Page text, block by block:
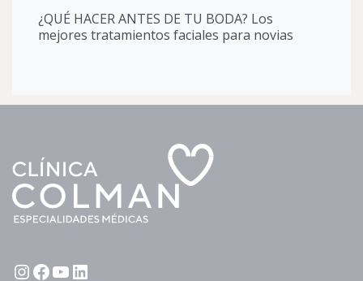
¿QUÉ HACER ANTES DE TU BODA? Los
mejores tratamientos faciales para novias
Instagram
Facebook
YouTube
LinkedIn